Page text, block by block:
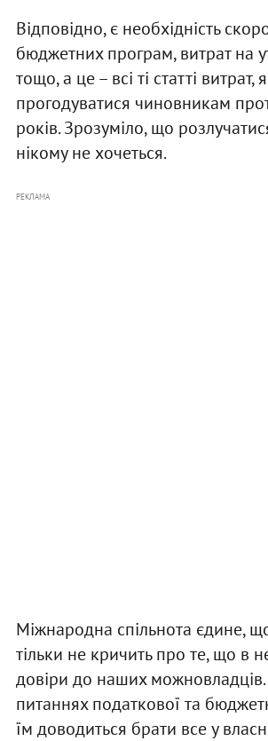
Відповідно, є необхідність
бюджетних програм, витрат на
тощо, а це – всі ті статті витрат,
прогодуватися чиновникам
років. Зрозуміло, що
нікому не хочеться.
РЕКЛАМА
Міжнародна спільнота єдине,
тільки не кричить про те, що в
довіри до наших можновладців.
питаннях податкової та
їм доводиться брати все у